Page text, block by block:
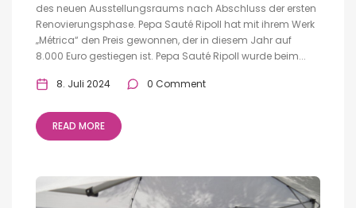
des neuen Ausstellungsraums nach Abschluss der ersten
Renovierungsphase. Pepa Sauté Ripoll hat mit ihrem Werk
„Métrica“ den Preis gewonnen, der in diesem Jahr auf
8.000 Euro gestiegen ist. Pepa Sauté Ripoll wurde beim...
8. Juli 2024 0 Comment
READ MORE